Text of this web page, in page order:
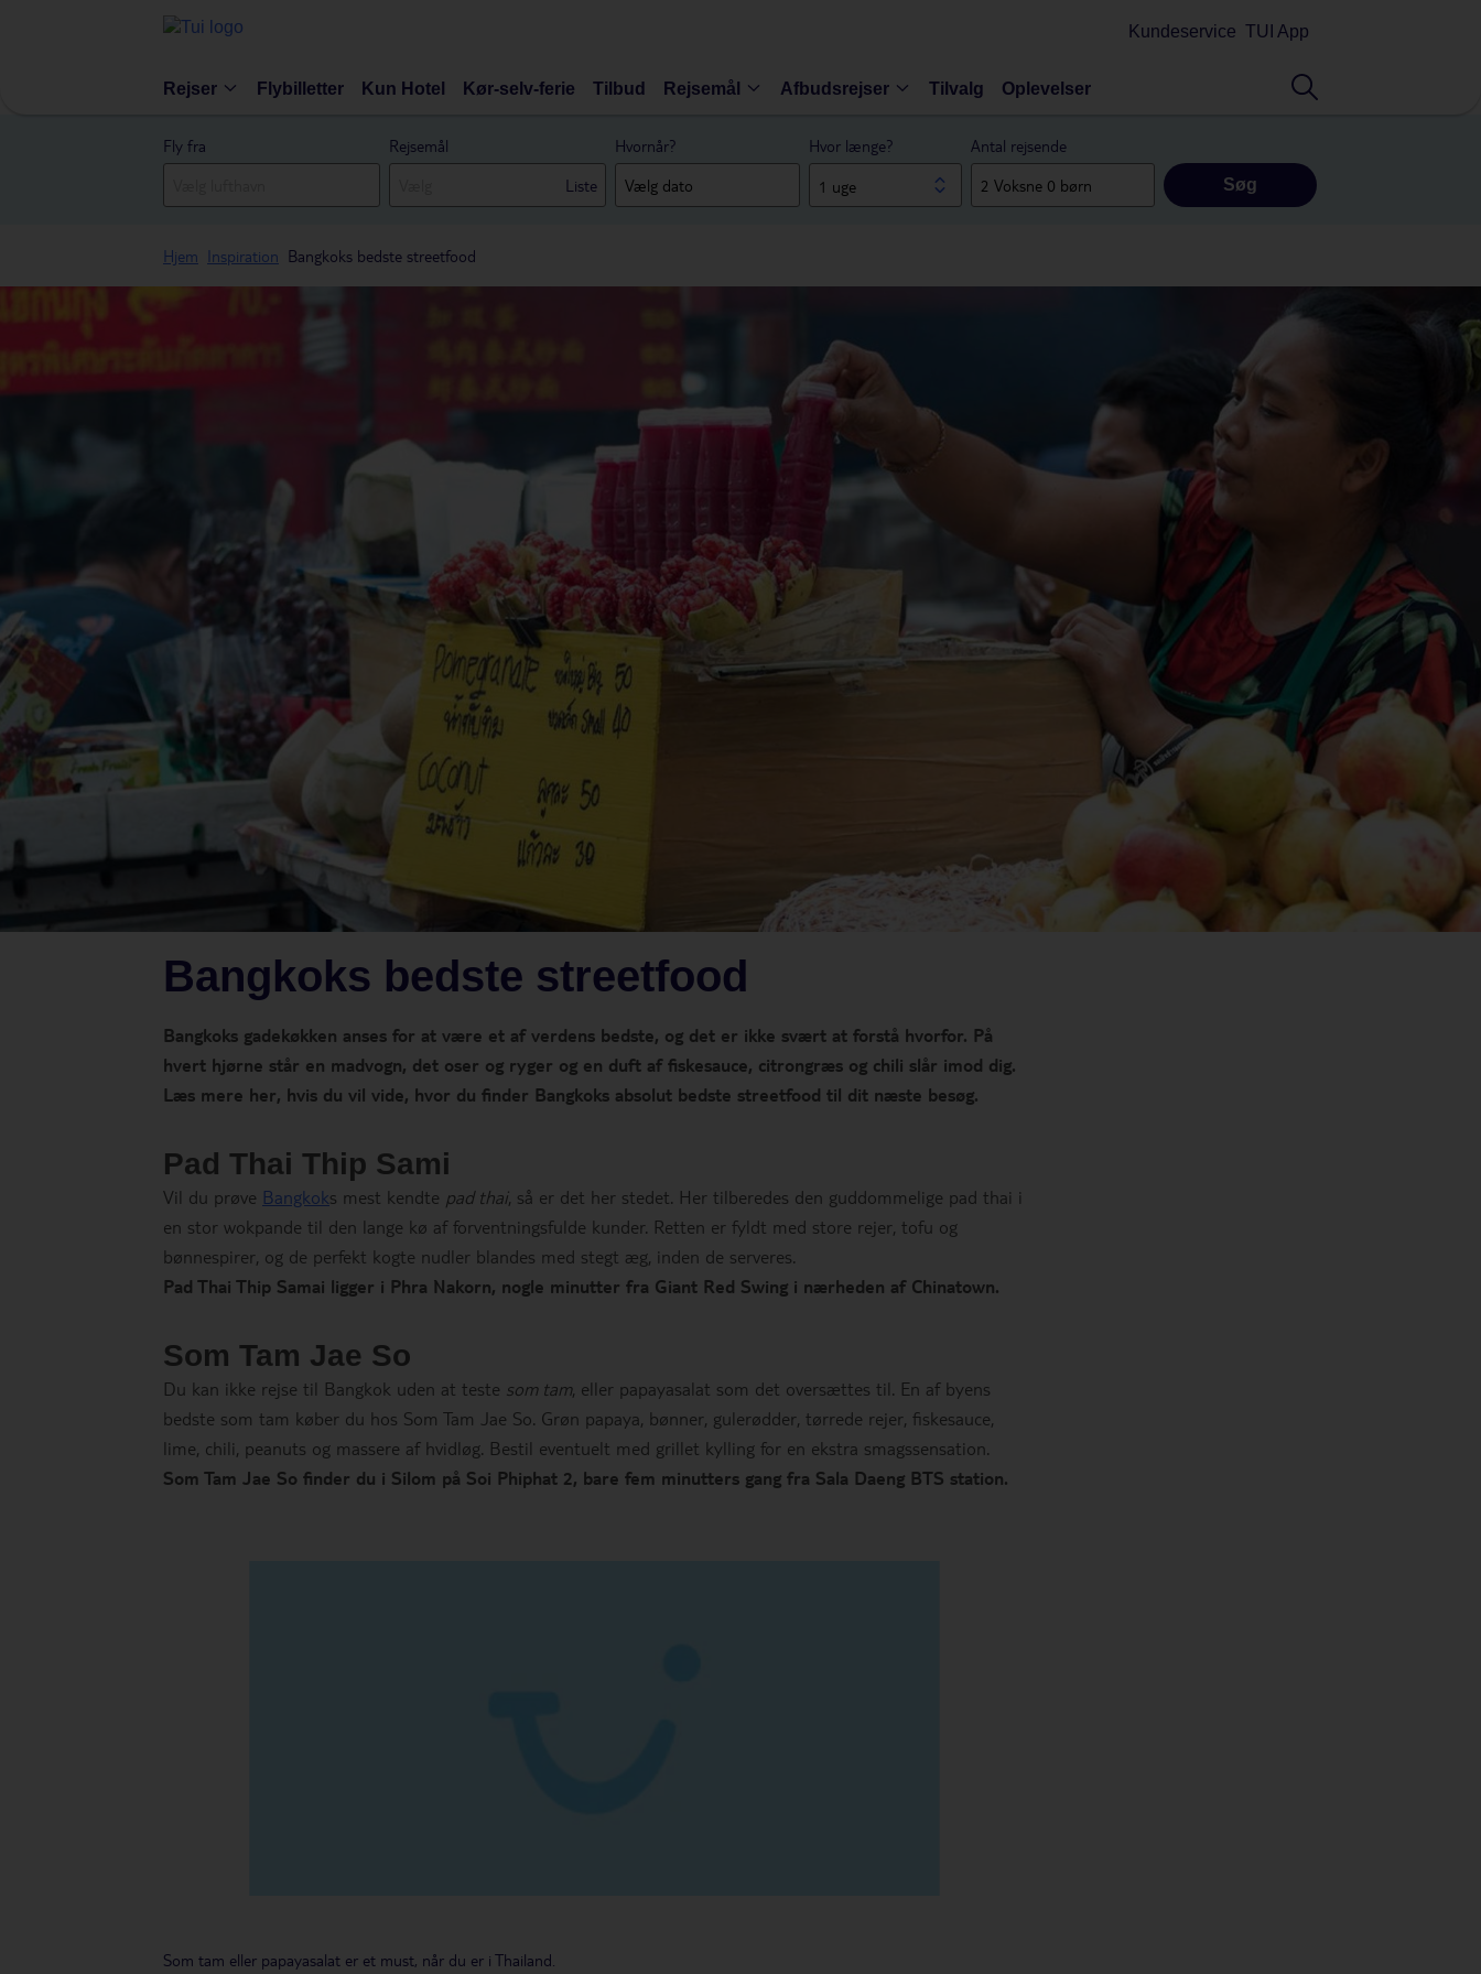
Kundeservice TUI App
Rejser Flybilletter Kun Hotel Kør-selv-ferie Tilbud Rejsemål Afbudsrejser Tilvalg Oplevelser
Fly fra
Rejsemål
Liste
Hvornår? Hvor længe?
1 uge
Antal rejsende
Søg
Hjem Inspiration Bangkoks bedste streetfood
Bangkoks bedste streetfood
Bangkoks gadekøkken anses for at være et af verdens bedste, og det er ikke svært at forstå hvorfor. På
hvert hjørne står en madvogn, det oser og ryger og en duft af fiskesauce, citrongræs og chili slår imod dig.
Læs mere her, hvis du vil vide, hvor du finder Bangkoks absolut bedste streetfood til dit næste besøg.
Pad Thai Thip Sami
Vil du prøve Bangkoks mest kendte pad thai, så er det her stedet. Her tilberedes den guddommelige pad thai i
en stor wokpande til den lange kø af forventningsfulde kunder. Retten er fyldt med store rejer, tofu og
bønnespirer, og de perfekt kogte nudler blandes med stegt æg, inden de serveres.
Pad Thai Thip Samai ligger i Phra Nakorn, nogle minutter fra Giant Red Swing i nærheden af Chinatown.
Som Tam Jae So
Du kan ikke rejse til Bangkok uden at teste som tam, eller papayasalat som det oversættes til. En af byens
bedste som tam køber du hos Som Tam Jae So. Grøn papaya, bønner, gulerødder, tørrede rejer, fiskesauce,
lime, chili, peanuts og massere af hvidløg. Bestil eventuelt med grillet kylling for en ekstra smagssensation.
Som Tam Jae So finder du i Silom på Soi Phiphat 2, bare fem minutters gang fra Sala Daeng BTS station.
Som tam eller papayasalat er et must, når du er i Thailand.